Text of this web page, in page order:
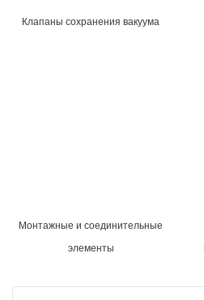
Клапаны сохранения вакуума
Монтажные и соединительные
элементы